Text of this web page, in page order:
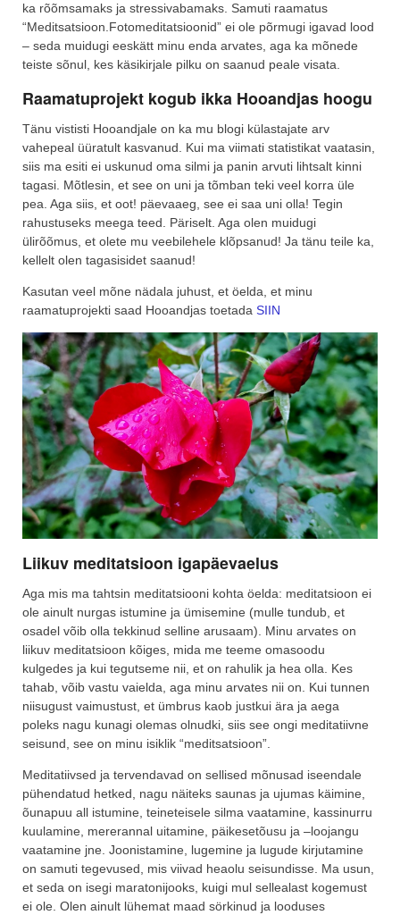
ka rõõmsamaks ja stressivabamaks. Samuti raamatus
“Meditsatsioon.Fotomeditatsioonid” ei ole põrmugi igavad lood
– seda muidugi eeskätt minu enda arvates, aga ka mõnede
teiste sõnul, kes käsikirjale pilku on saanud peale visata.
Raamatuprojekt kogub ikka Hooandjas hoogu
Tänu vististi Hooandjale on ka mu blogi külastajate arv
vahepeal üüratult kasvanud. Kui ma viimati statistikat vaatasin,
siis ma esiti ei uskunud oma silmi ja panin arvuti lihtsalt kinni
tagasi. Mõtlesin, et see on uni ja tõmban teki veel korra üle
pea. Aga siis, et oot! päevaaeg, see ei saa uni olla! Tegin
rahustuseks meega teed. Päriselt. Aga olen muidugi
ülirõõmus, et olete mu veebilehele klõpsanud! Ja tänu teile ka,
kellelt olen tagasisidet saanud!
Kasutan veel mõne nädala juhust, et öelda, et minu
raamatuprojekti saad Hooandjas toetada SIIN
Liikuv meditatsioon igapäevaelus
Aga mis ma tahtsin meditatsiooni kohta öelda: meditatsioon ei
ole ainult nurgas istumine ja ümisemine (mulle tundub, et
osadel võib olla tekkinud selline arusaam). Minu arvates on
liikuv meditatsioon kõiges, mida me teeme omasoodu
kulgedes ja kui tegutseme nii, et on rahulik ja hea olla. Kes
tahab, võib vastu vaielda, aga minu arvates nii on. Kui tunnen
niisugust vaimustust, et ümbrus kaob justkui ära ja aega
poleks nagu kunagi olemas olnudki, siis see ongi meditatiivne
seisund, see on minu isiklik “meditsatsioon”.
Meditatiivsed ja tervendavad on sellised mõnusad iseendale
pühendatud hetked, nagu näiteks saunas ja ujumas käimine,
õunapuu all istumine, teineteisele silma vaatamine, kassinurru
kuulamine, mererannal uitamine, päikesetõusu ja –loojangu
vaatamine jne. Joonistamine, lugemine ja lugude kirjutamine
on samuti tegevused, mis viivad heaolu seisundisse. Ma usun,
et seda on isegi maratonijooks, kuigi mul sellealast kogemust
ei ole. Olen ainult lühemat maad sörkinud ja looduses